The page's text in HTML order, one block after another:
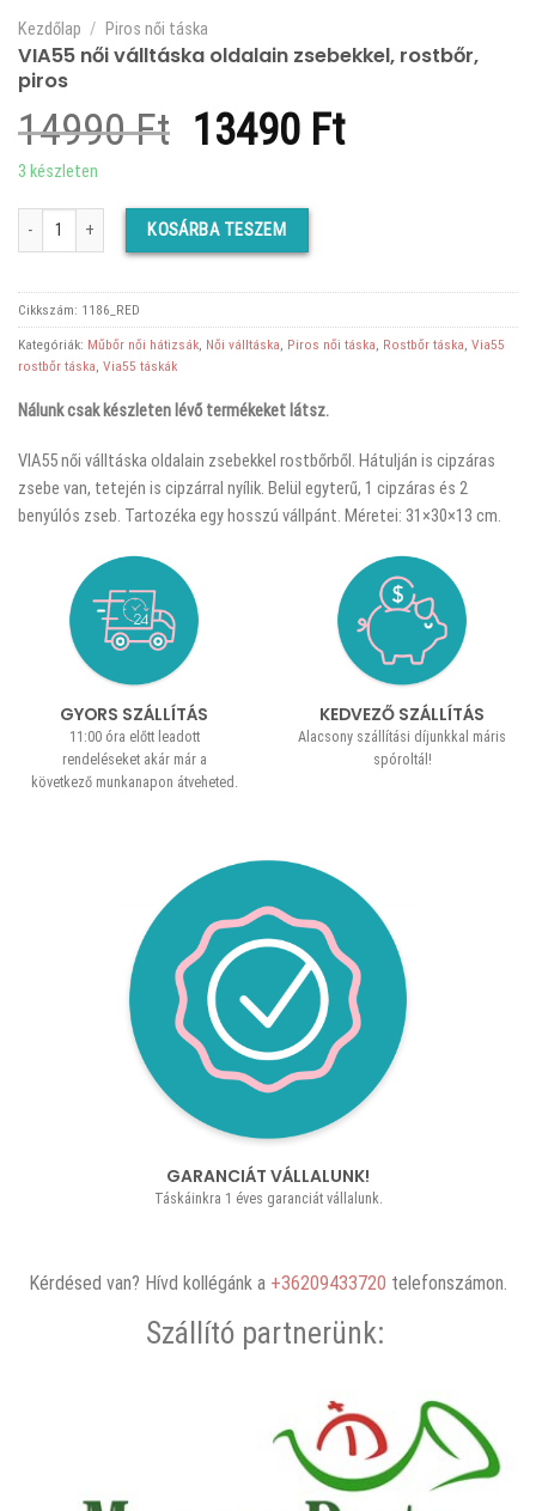
Kezdőlap / Piros női táska
VIA55 női válltáska oldalain zsebekkel, rostbőr,
piros
14990Ft Original
was:
14990 Ft.
13490 FtCurrent
3 készleten
VIA55 női válltáska oldalain zsebekkel, rostbőr, piros mennyiség
KOSÁRBA TESZEM
Cikkszám: 1186_RED
Kategóriák: Műbőr női hátizsák, Női válltáska, Piros női táska, Rostbőr táska, Via55
rostbőr táska, Via55 táskák
Nálunk csak készleten lévő termékeket látsz.
VIA55 női válltáska oldalain zsebekkel rostbőrből. Hátulján is cipzáras
zsebe van, tetején is cipzárral nyílik. Belül egyterű, 1 cipzáras és 2
benyúlós zseb. Tartozéka egy hosszú vállpánt. Méretei: 31×30×13 cm.
GYORS SZÁLLÍTÁS
11:00 óra előtt leadott
rendeléseket akár már a
következő munkanapon átveheted.
KEDVEZŐ SZÁLLÍTÁS
Alacsony szállítási díjunkkal máris
spóroltál!
GARANCIÁT VÁLLALUNK!
Táskáinkra 1 éves garanciát vállalunk.
Kérdésed van? Hívd kollégánk a +36209433720 telefonszámon.
Szállító partnerünk: